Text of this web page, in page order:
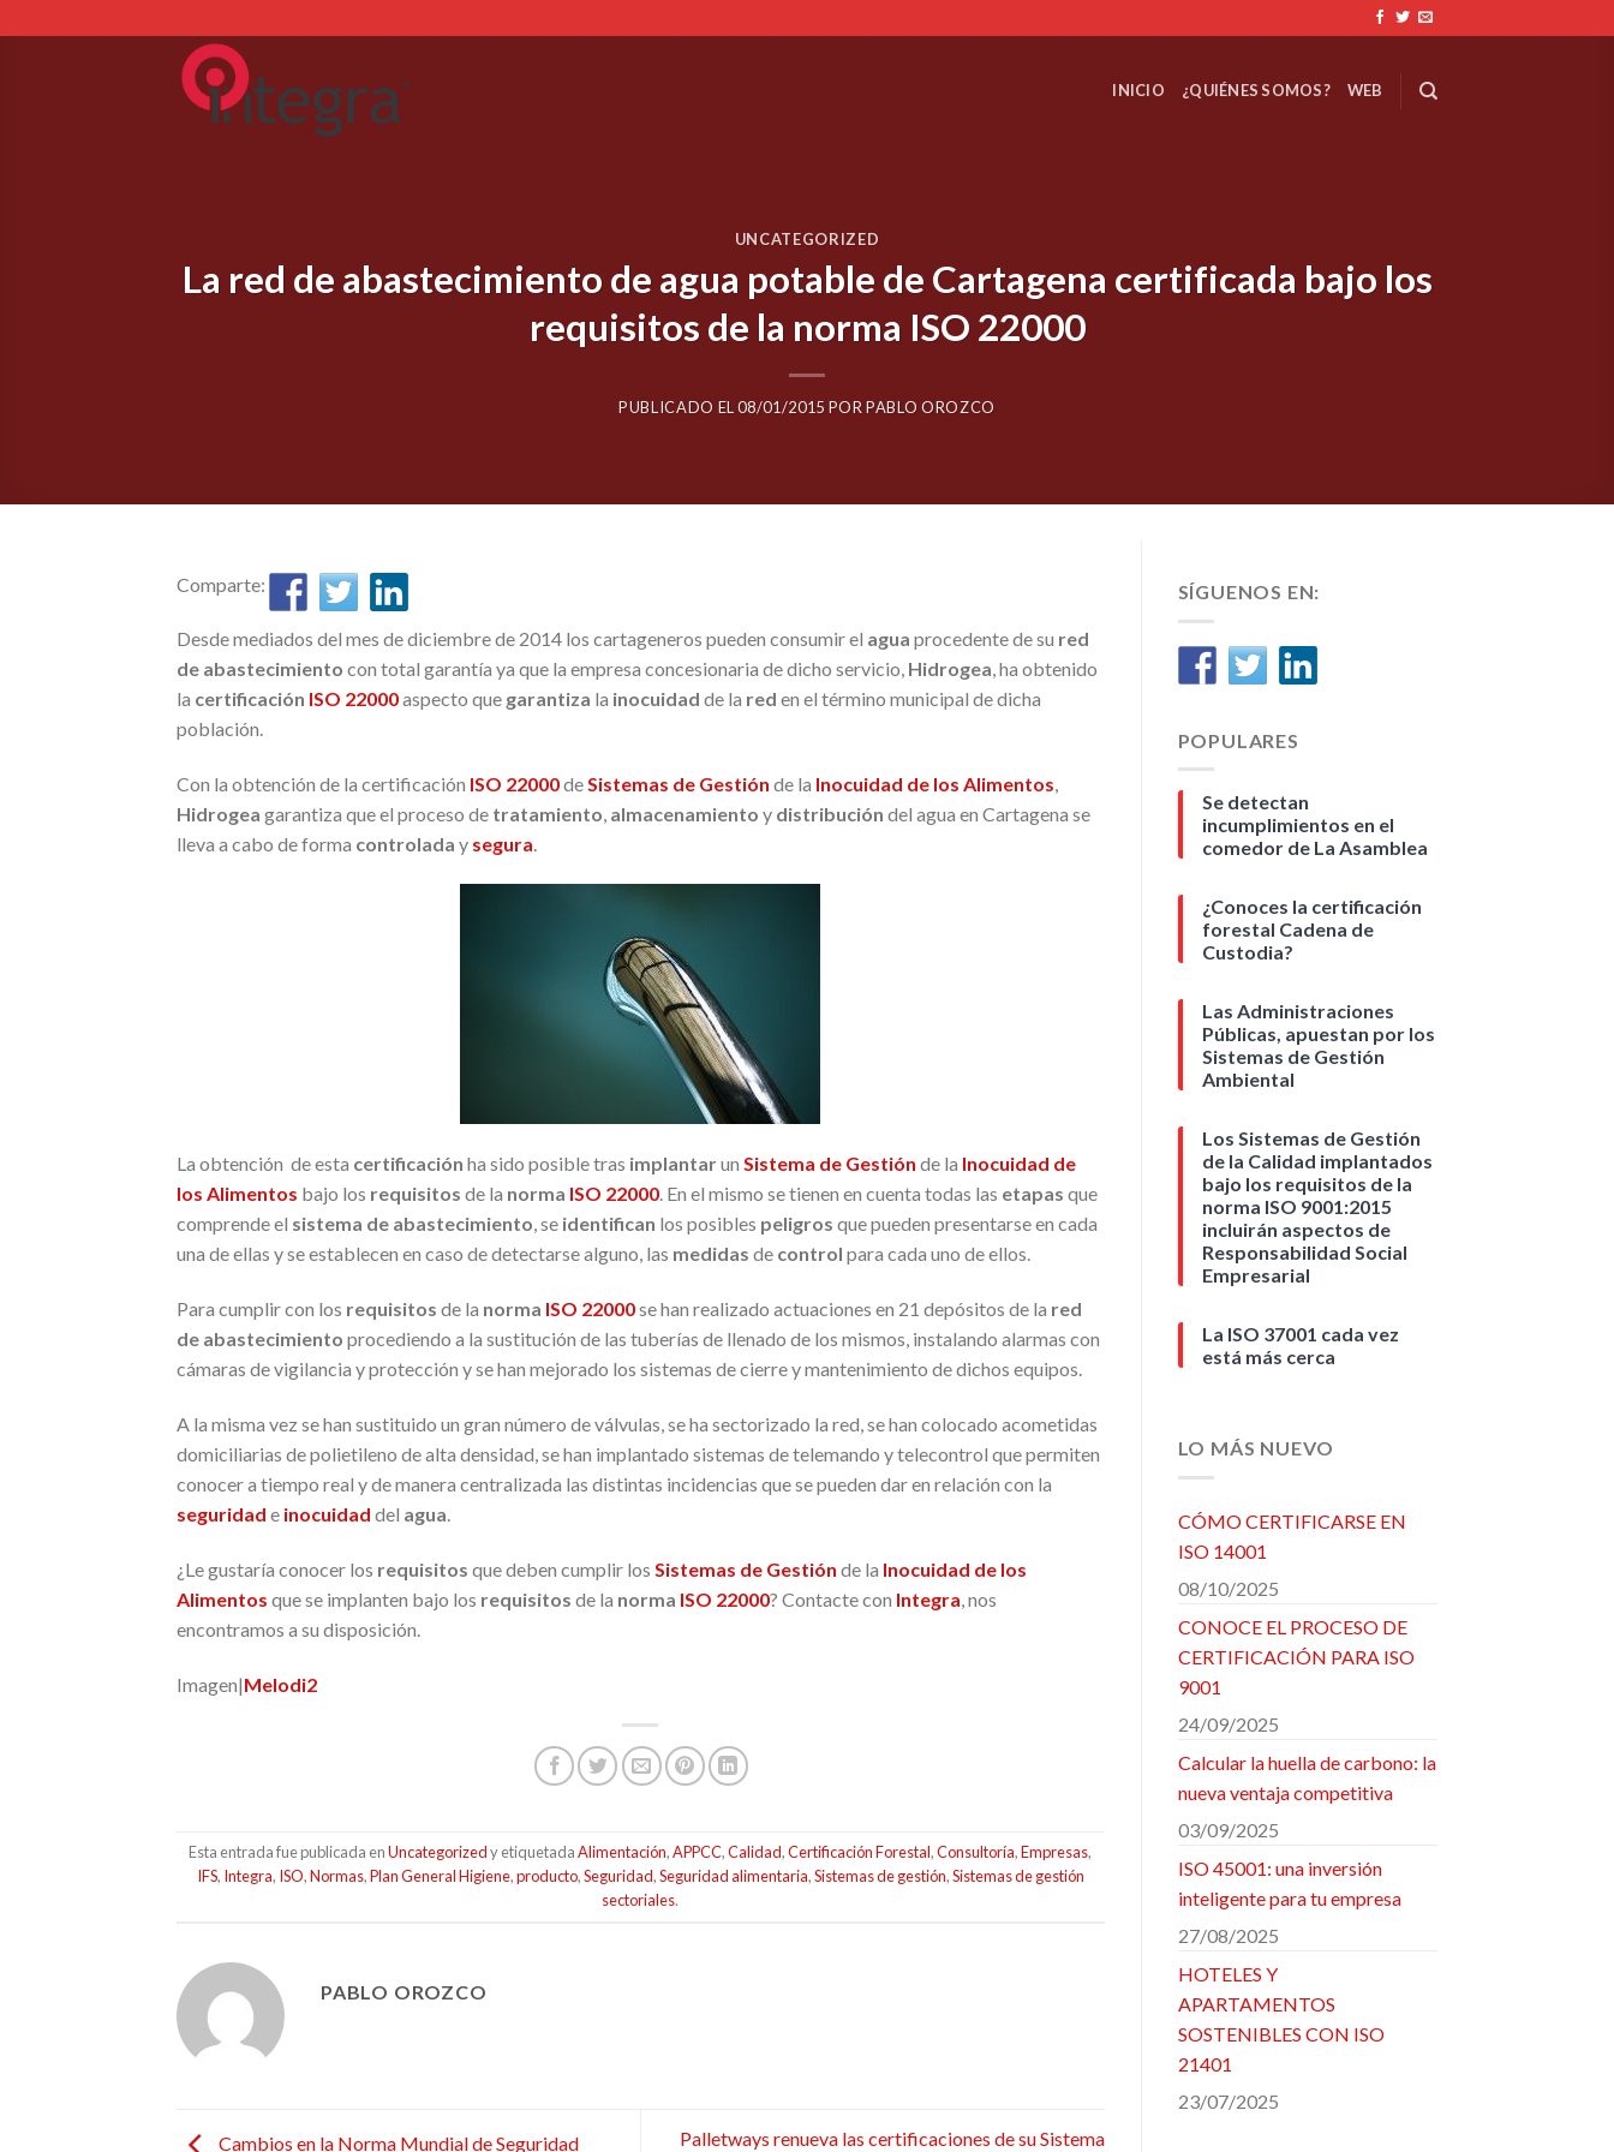
to
INICIO ¿QUIÉNES SOMOS? WEB
UNCATEGORIZED
La red de abastecimiento de agua potable de Cartagena certificada bajo los
requisitos de la norma ISO 22000
PUBLICADO EL08/01/2015 PORPABLO OROZCO
Comparte:
Desde mediados del mes de diciembre de 2014 los cartageneros pueden consumir el agua procedente de su red
de abastecimiento con total garantía ya que la empresa concesionaria de dicho servicio, Hidrogea, ha obtenido
la certificación ISO 22000aspecto que garantiza la inocuidad de la red en el término municipal de dicha
población.
Con la obtención de la certificación ISO 22000de Sistemas de Gestión de la Inocuidad de los Alimentos
Hidrogea garantiza que el proceso de tratamiento almacenamiento y distribución del agua en Cartagena se
lleva a cabo de forma controlada y segura
La obtención de esta certificación ha sido posible tras implantarun Sistema de Gestión de la Inocuidad de
los Alimentos bajo los requisitos de la norma ISO 22000. En el mismo se tienen en cuenta todas las etapas que
comprende el sistema de abastecimiento, se identifican los posibles peligros que pueden presentarse en cada
una de ellas y se establecen en caso de detectarse alguno, las medidas de control para cada uno de ellos.
Para cumplir con los requisitos de la norma ISO 22000se han realizado actuaciones en 21 depósitos de la red
de abastecimiento procediendo a la sustitución de las tuberías de llenado de los mismos, instalando alarmas con
cámaras de vigilancia y protección y se han mejorado los sistemas de cierre y mantenimiento de dichos equipos.
A la misma vez se han sustituido un gran número de válvulas, se ha sectorizado la red, se han colocado acometidas
domiciliarias de polietileno de alta densidad, se han implantado sistemas de telemando y telecontrol que permiten
conocer a tiempo real y de manera centralizada las distintas incidencias que se pueden dar en relación con la
seguridad e inocuidad del agua.
¿Le gustaría conocer los requisitos que deben cumplir los Sistemas de Gestión de la Inocuidad de los
Alimentos que se implanten bajo los requisitos de la norma ISO 22000? Contacte con Integra , nos
encontramos a su disposición.
Imagen|Melodi2
Esta entrada fue publicada enUncategorizedy etiquetadaAlimentación,APPCC,Calidad,Certificación Forestal,Consultoría,Empresas,
IFS, Integra, ISO,Normas,Plan General Higiene,producto,Seguridad,Seguridad alimentaria,Sistemas de gestión,Sistemas de gestión
sectoriales.
PABLO OROZCO
Cambios en la Norma Mundial de Seguridad Palletways renueva las certificaciones de su Sistema
SÍGUENOS EN:
POPULARES
Se detectan
incumplimientos en el
comedor de La Asamblea
¿Conoces la certificación
forestal Cadena de
Custodia?
Las Administraciones
Públicas, apuestan por los
Sistemas de Gestión
Ambiental
Los Sistemas de Gestión
de la Calidad implantados
bajo los requisitos de la
norma ISO 9001:2015
incluirán aspectos de
Responsabilidad Social
Empresarial
La ISO 37001 cada vez
está más cerca
LO MÁS NUEVO
CÓMO CERTIFICARSE EN
ISO 14001
08/10/2025
CONOCE EL PROCESO DE
CERTIFICACIÓN PARA ISO
9001
24/09/2025
Calcular la huella de carbono: la
nueva ventaja competitiva
03/09/2025
ISO 45001: una inversión
inteligente para tu empresa
27/08/2025
HOTELES Y
APARTAMENTOS
SOSTENIBLES CON ISO
21401
23/07/2025